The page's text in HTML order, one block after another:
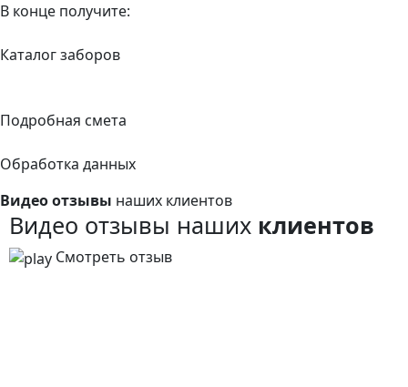
В конце получите:
Каталог заборов
Подробная смета
Обработка данных
Видео отзывы наших клиентов
Видео отзывы наших клиентов
Смотреть отзыв